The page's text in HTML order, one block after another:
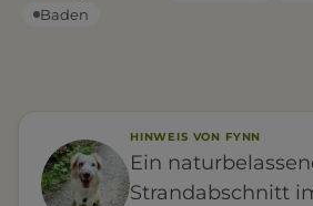
Baden
HINWEIS VON FYNN
Ein
Strandabschnitt